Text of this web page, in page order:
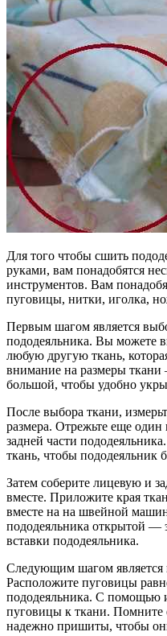
Для того чтобы сшить
руками, вам понадобятся
инструментов. Вам
пуговицы, нитки, иголка,
Первым шагом является
пододеяльника. Вы можете
любую другую ткань,
внимание на размеры
большой, чтобы удобно
После выбора ткани,
размера. Отрежьте еще один
задней части
ткань, чтобы пододеяльник
Затем соберите лицевую и
вместе. Приложите края
вместе на на швейной
пододеяльника открытой —
вставки пододеяльника.
Следующим шагом
Расположите пуговицы
пододеяльника. С помощью
пуговицы к ткани.
надежно пришиты, чтобы